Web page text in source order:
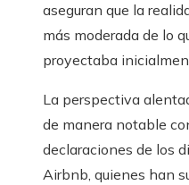
aseguran que la
más moderada de lo
proyectaba
La perspectiva
de manera notable
declaraciones de los
Airbnb, quienes han